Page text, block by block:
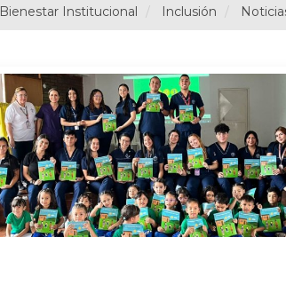
Bienestar Institucional Inclusión